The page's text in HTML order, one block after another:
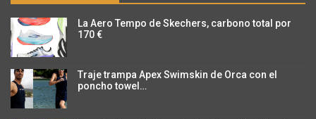
La Aero Tempo de Skechers, carbono total por
170 €
Traje trampa Apex Swimskin de Orca con el
poncho towel…